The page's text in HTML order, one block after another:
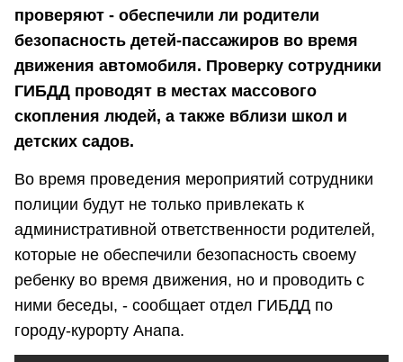
проверяют - обеспечили ли родители
безопасность детей-пассажиров во время
движения автомобиля. Проверку сотрудники
ГИБДД проводят в местах массового
скопления людей, а также вблизи школ и
детских садов.
Во время проведения мероприятий сотрудники
полиции будут не только привлекать к
административной ответственности родителей,
которые не обеспечили безопасность своему
ребенку во время движения, но и проводить с
ними беседы, - сообщает отдел ГИБДД по
городу-курорту Анапа.